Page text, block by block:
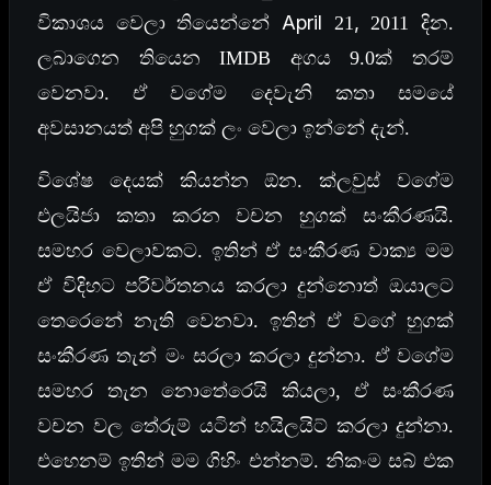
විකාශය වෙලා තියෙන්නේ April 21 , 2011 දින.
ලබාගෙන තියෙන IMDB අගය 9.0ක් තරම්
වෙනවා. ඒ වගේම දෙවැනි කතා සමයේ
අවසානයත් අපි හුගක් ලං වෙලා ඉන්නේ දැන්.
විශේෂ දෙයක් කියන්න ඕන. ක්ලවුස් වගේම
එලයිජා කතා කරන වචන හුගක් සංකීරණයි.
සමහර වෙලාවකට. ඉතින් ඒ සංකීරණ වාක්‍ය මම
ඒ විදිහට පරිවර්තනය කරලා දුන්නොත් ඔයාලට
තෙරෙනේ නැති වෙනවා. ඉතින් ඒ වගේ හුගක්
සංකීරණ තැන් මං සරලා කරලා දුන්නා. ඒ වගේම
සමහර තැන නොතේරෙයි කියලා, ඒ සංකීරණ
වචන වල තේරුම් යටින් හයිලයිට් කරලා දුන්නා.
එහෙනම් ඉතින් මම ගිහිං එන්නම්. නිකංම සබ් එක